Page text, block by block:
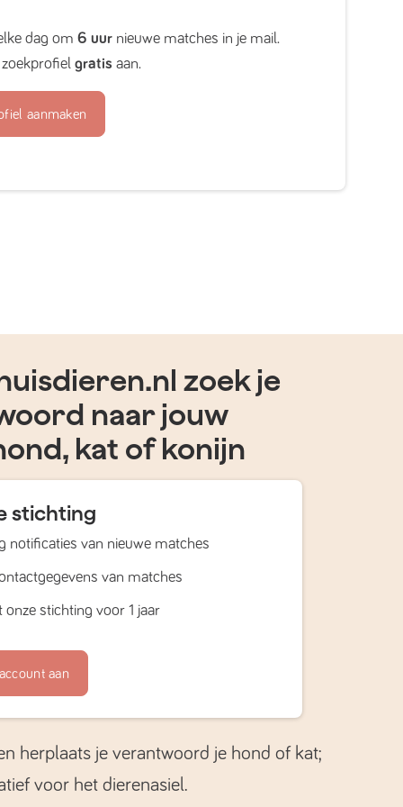
dag om6 uur nieuwe matches in je mail.
zoekprofielgratis aan.
aanmaken
zoek je
naar jouw
kat of konijn
stichting
notificaties van nieuwe matches
van matches
onze stichting voor 1 jaar
aan
herplaats je verantwoord je hond of kat;
voor het dierenasiel.